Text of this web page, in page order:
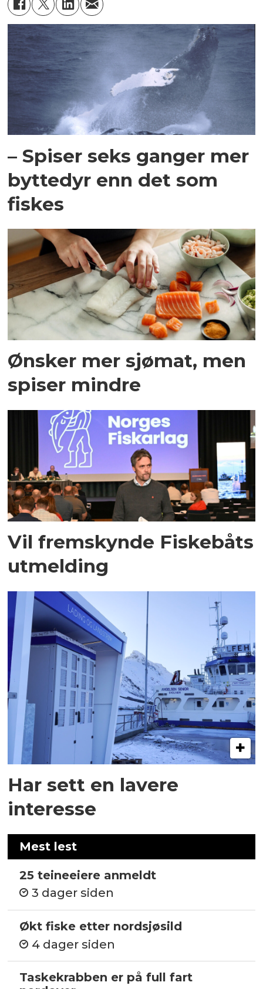
– Spiser seks ganger mer
byttedyr enn det som
fiskes
Ønsker mer sjømat, men
spiser mindre
Vil fremskynde Fiskebåts
utmelding
Har sett en lavere
interesse
Mest lest
25 teineeiere anmeldt
3 dager siden
Økt fiske etter nordsjøsild
4 dager siden
Taskekrabben er på full fart